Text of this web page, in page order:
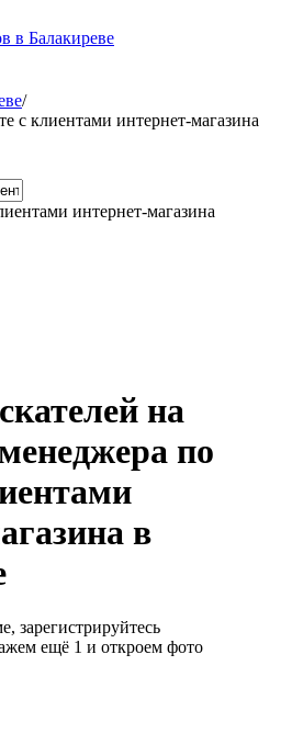
в Балакиреве
/
с клиентами интернет-магазина
интернет-магазина
на
по
в
зарегистрируйтесь
ещё 1 и откроем фото